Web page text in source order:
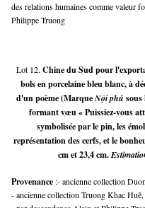
des relations humaines comme valeur
Philippe Truong
Lot 12. Chine du Sud pour
bols en porcelaine bleu blanc, à
d'un poème (MarqueNội phủ sous
formant vœu « Puissiez-vous
symbolisée par le pin, les
représentation des cerfs, et le
cm et 23,4 cm.
Provenance :- ancienne collection
- ancienne collection Truong Khac